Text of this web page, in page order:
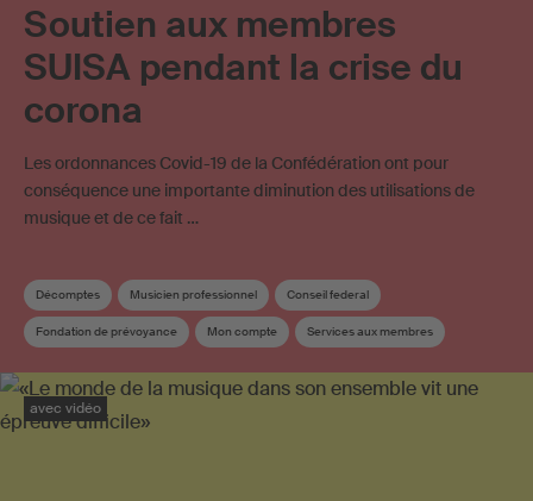
Soutien aux membres
SUISA pendant la crise du
corona
Les ordonnances Covid-19 de la Confédération ont pour
conséquence une importante diminution des utilisations de
musique et de ce fait …
Décomptes Musicien professionnel Conseil federal
Fondation de prévoyance Mon compte Services aux membres
Société de gestion
avec vidéo